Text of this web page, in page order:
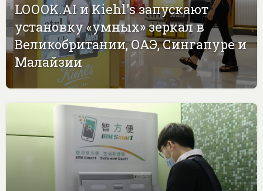
LOOOK.AI и Kiehl's запускают
установку «умных» зеркал в
Великобритании, ОАЭ, Сингапуре и
Малайзии